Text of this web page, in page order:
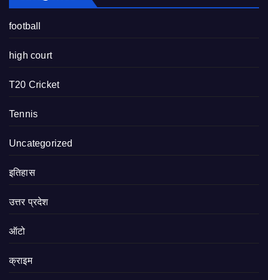
football
high court
T20 Cricket
Tennis
Uncategorized
इतिहास
उत्तर प्रदेश
ऑटो
क्राइम